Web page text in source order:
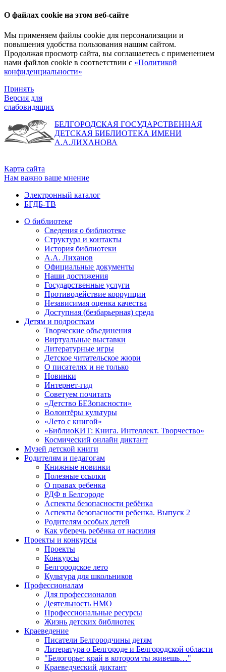
О файлах cookie на этом веб-сайте
Мы применяем файлы cookie для персонализации и
повышения удобства пользования нашим сайтом.
Продолжая просмотр сайта, вы соглашаетесь с применением
нами файлов cookie в соответствии с «Политикой
конфиденциальности»
Принять
Версия для
слабовидящих
БЕЛГОРОДСКАЯ ГОСУДАРСТВЕННАЯ
ДЕТСКАЯ БИБЛИОТЕКА ИМЕНИ
А.А.ЛИХАНОВА
Карта сайта
Нам важно ваше мнение
Электронный каталог
БГДБ-ТВ
О библиотеке
Сведения о библиотеке
Структура и контакты
История библиотеки
А.А. Лиханов
Официальные документы
Наши достижения
Государственные услуги
Противодействие коррупции
Независимая оценка качества
Доступная (безбарьерная) среда
Детям и подросткам
Творческие объединения
Виртуальные выставки
Литературные игры
Детское читательское жюри
О писателях и не только
Новинки
Интернет-гид
Советуем почитать
«Детство БЕЗопасности»
Волонтёры культуры
«Лето с книгой»
«БиблиоКИТ: Книга. Интеллект. Творчество»
Космический онлайн диктант
Музей детской книги
Родителям и педагогам
Книжные новинки
Полезные ссылки
О правах ребенка
РДФ в Белгороде
Аспекты безопасности ребёнка
Аспекты безопасности ребенка. Выпуск 2
Родителям особых детей
Как уберечь ребёнка от насилия
Проекты и конкурсы
Проекты
Конкурсы
Белгородское лето
Культура для школьников
Профессионалам
Для профессионалов
Деятельность НМО
Профессиональные ресурсы
Жизнь детских библиотек
Краеведение
Писатели Белгородчины детям
Литература о Белгороде и Белгородской области
"Белогорье: край в котором ты живешь…"
Краеведческий диктант